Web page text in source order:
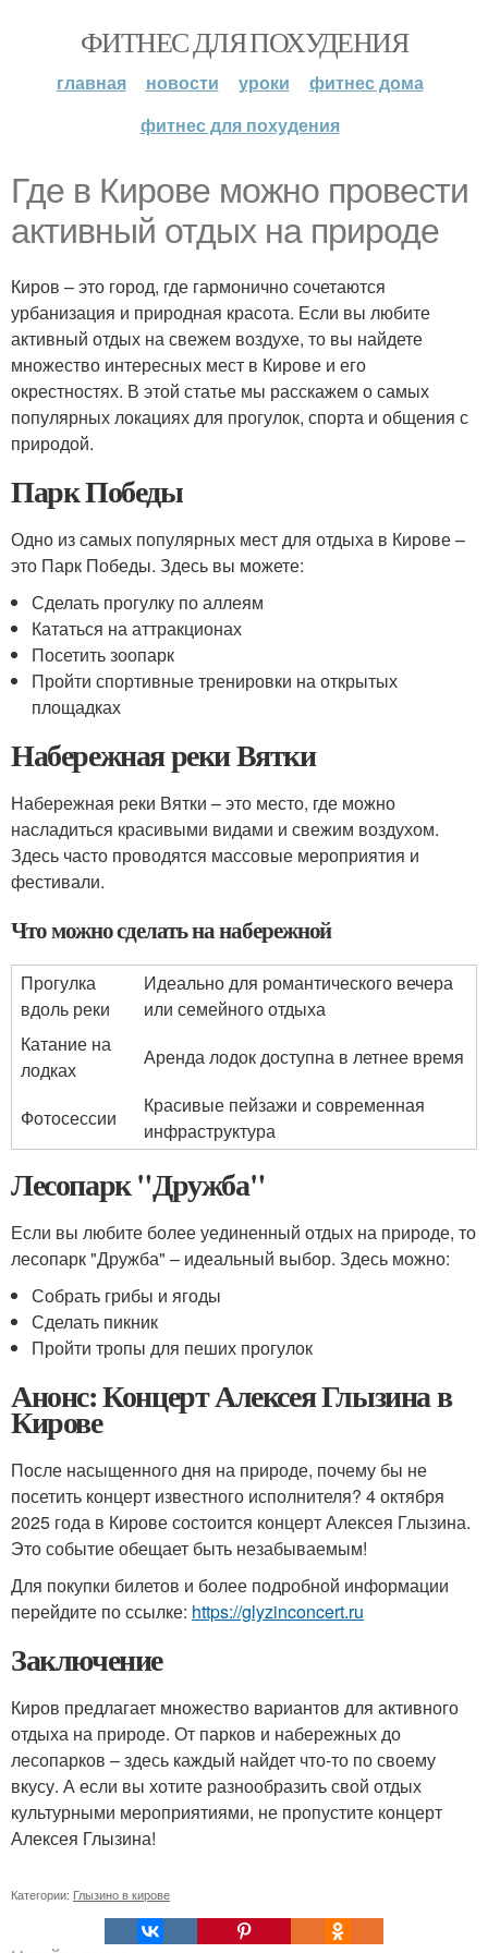
ФИТНЕС ДЛЯ ПОХУДЕНИЯ
главная новости уроки
фитнес дома
фитнес для похудения
Где в Кирове можно провести
активный отдых на природе
Киров – это город, где гармонично сочетаются
урбанизация и природная красота. Если вы любите
активный отдых на свежем воздухе, то вы найдете
множество интересных мест в Кирове и его
окрестностях. В этой статье мы расскажем о самых
популярных локациях для прогулок, спорта и общения с
природой.
Парк Победы
Одно из самых популярных мест для отдыха в Кирове –
это Парк Победы. Здесь вы можете:
Сделать прогулку по аллеям
Кататься на аттракционах
Посетить зоопарк
Пройти спортивные тренировки на открытых
площадках
Набережная реки Вятки
Набережная реки Вятки – это место, где можно
насладиться красивыми видами и свежим воздухом.
Здесь часто проводятся массовые мероприятия и
фестивали.
Что можно сделать на набережной
Прогулка
вдоль реки
Идеально для романтического вечера
или семейного отдыха
Катание на
лодках
Аренда лодок доступна в летнее время
Фотосессии
Красивые пейзажи и современная
инфраструктура
Лесопарк "Дружба"
Если вы любите более уединенный отдых на природе, то
лесопарк "Дружба" – идеальный выбор. Здесь можно:
Собрать грибы и ягоды
Сделать пикник
Пройти тропы для пеших прогулок
Анонс: Концерт Алексея Глызина в
Кирове
После насыщенного дня на природе, почему бы не
посетить концерт известного исполнителя? 4 октября
2025 года в Кирове состоится концерт Алексея Глызина.
Это событие обещает быть незабываемым!
Для покупки билетов и более подробной информации
перейдите по ссылке: https://glyzinconcert.ru
Заключение
Киров предлагает множество вариантов для активного
отдыха на природе. От парков и набережных до
лесопарков – здесь каждый найдет что-то по своему
вкусу. А если вы хотите разнообразить свой отдых
культурными мероприятиями, не пропустите концерт
Алексея Глызина!
Категории: Глызино в кирове